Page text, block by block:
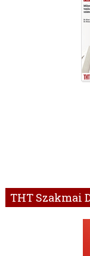
THT Szakmai